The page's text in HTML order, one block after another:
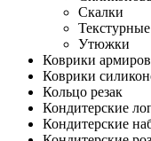
Скалки
Утюжки
Коврики
Коврики
Кольцо резак
Кондитерские
Кондитерские